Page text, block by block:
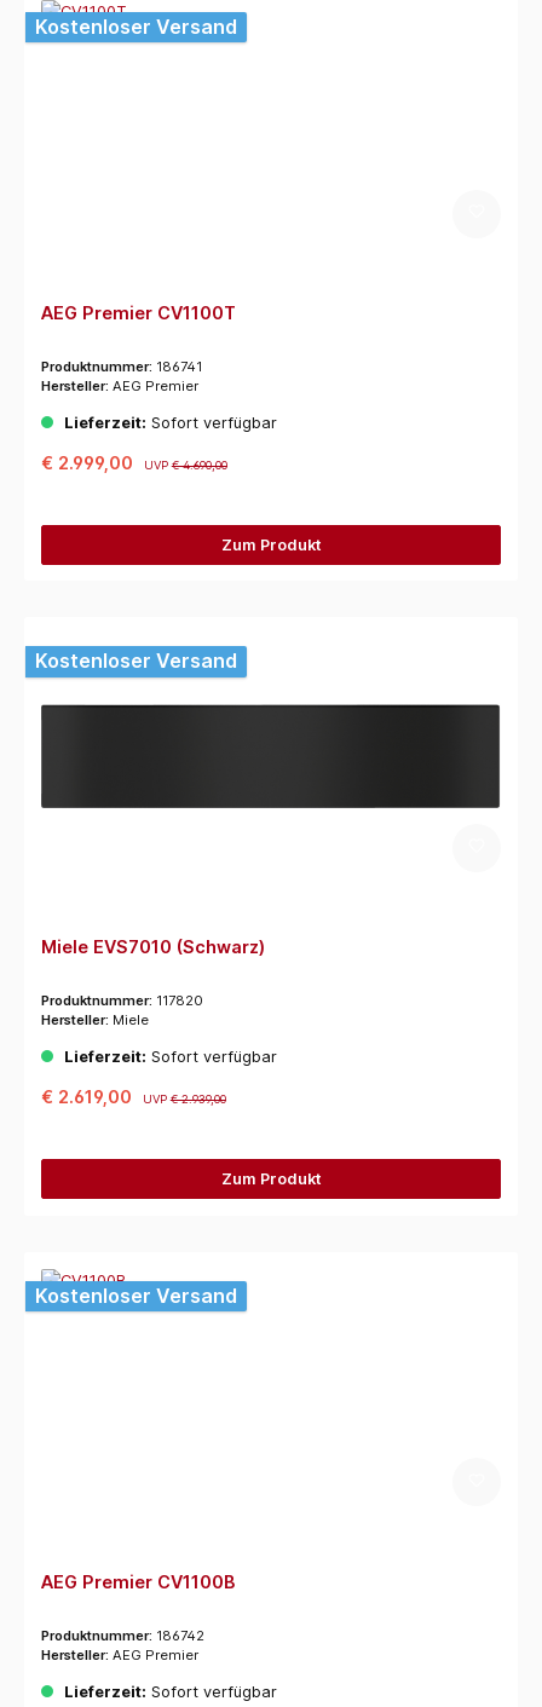
Kostenloser Versand
AEG Premier CV1100T
Produktnummer: 186741
Hersteller: AEG Premier
Lieferzeit: Sofort verfügbar
€ 2.999,00 UVP€ 4.690,00
Zum Produkt
Kostenloser Versand
Miele EVS7010 (Schwarz)
Produktnummer: 117820
Hersteller: Miele
Lieferzeit: Sofort verfügbar
€ 2.619,00 UVP€ 2.939,00
Zum Produkt
Kostenloser Versand
AEG Premier CV1100B
Produktnummer: 186742
Hersteller: AEG Premier
Lieferzeit: Sofort verfügbar